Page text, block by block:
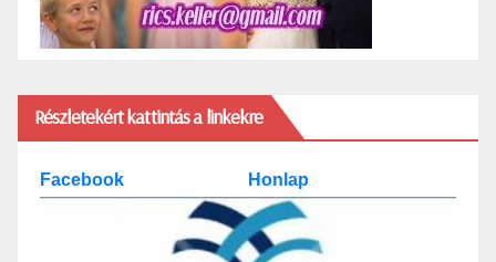
Részletekért kattintás a linkekre
Facebook Honlap